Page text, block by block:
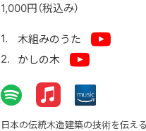
1,000円（税込み）
木組みのうた
かしの木
日本の伝統木造建築の技術を伝え